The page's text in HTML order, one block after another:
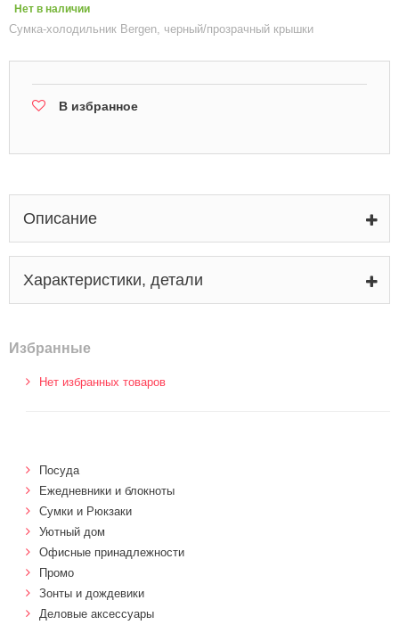
Нет в наличии
Сумка-холодильник Bergen, черный/прозрачный крышки
В избранное
Описание
Характеристики, детали
Избранные
Нет избранных товаров
Посуда
Ежедневники и блокноты
Сумки и Рюкзаки
Уютный дом
Офисные принадлежности
Промо
Зонты и дождевики
Деловые аксессуары